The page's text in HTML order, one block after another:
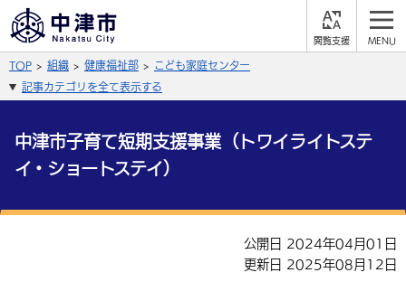
やさしい日本語
ふりがなをつける
背景色
黒
文字の大きさ
拡大
公式SNS
サイト内検索
TOP 組織 健康福祉部
こども家庭センター
記事カテゴリを全て表示する
中津市子育て短期支援事業（トワイライトステ
イ・ショートステイ）
公開日 2024年04月01日
更新日 2025年08月12日